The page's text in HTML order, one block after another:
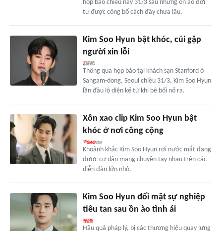
họp báo chiều nay 31/3 sau những ồn ào đời
tư được công bố cách đây chưa lâu.
Kim Soo Hyun bật khóc, cúi gập
người xin lỗi
Thông qua họp báo tại khách sạn Stanford ở
Sangam-dong, Seoul chiều 31/3, Kim Soo Hyun
lần đầu lộ diện kể từ khi bê bối nổ ra.
Xôn xao clip Kim Soo Hyun bật
khóc ở nơi công cộng
Khoảnh khắc Kim Soo Hyun rơi nước mắt đang
được cư dân mạng chuyền tay nhau trên các
diễn đàn lớn nhỏ.
Kim Soo Hyun đối mặt sự nghiệp
tiêu tan sau ồn ào tình ái
Hậu quả pháp lý, bị các thương hiệu quay lưng